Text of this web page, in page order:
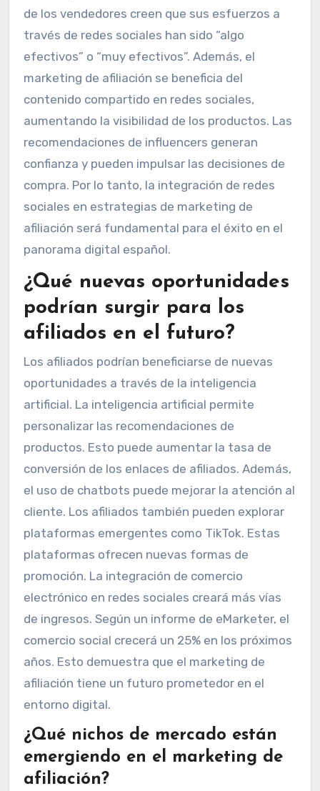
de los vendedores creen que sus esfuerzos a
través de redes sociales han sido “algo
efectivos” o “muy efectivos”. Además, el
marketing de afiliación se beneficia del
contenido compartido en redes sociales,
aumentando la visibilidad de los productos. Las
recomendaciones de influencers generan
confianza y pueden impulsar las decisiones de
compra. Por lo tanto, la integración de redes
sociales en estrategias de marketing de
afiliación será fundamental para el éxito en el
panorama digital español.
¿Qué nuevas oportunidades
podrían surgir para los
afiliados en el futuro?
Los afiliados podrían beneficiarse de nuevas
oportunidades a través de la inteligencia
artificial. La inteligencia artificial permite
personalizar las recomendaciones de
productos. Esto puede aumentar la tasa de
conversión de los enlaces de afiliados. Además,
el uso de chatbots puede mejorar la atención al
cliente. Los afiliados también pueden explorar
plataformas emergentes como TikTok. Estas
plataformas ofrecen nuevas formas de
promoción. La integración de comercio
electrónico en redes sociales creará más vías
de ingresos. Según un informe de eMarketer, el
comercio social crecerá un 25% en los próximos
años. Esto demuestra que el marketing de
afiliación tiene un futuro prometedor en el
entorno digital.
¿Qué nichos de mercado están
emergiendo en el marketing de
afiliación?